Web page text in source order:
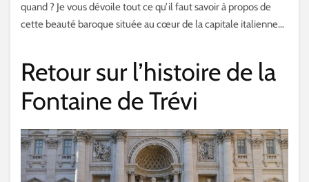
quand ? Je vous dévoile tout ce qu’il faut savoir à propos de
cette beauté baroque située au cœur de la capitale italienne…
Retour sur l’histoire de la
Fontaine de Trévi